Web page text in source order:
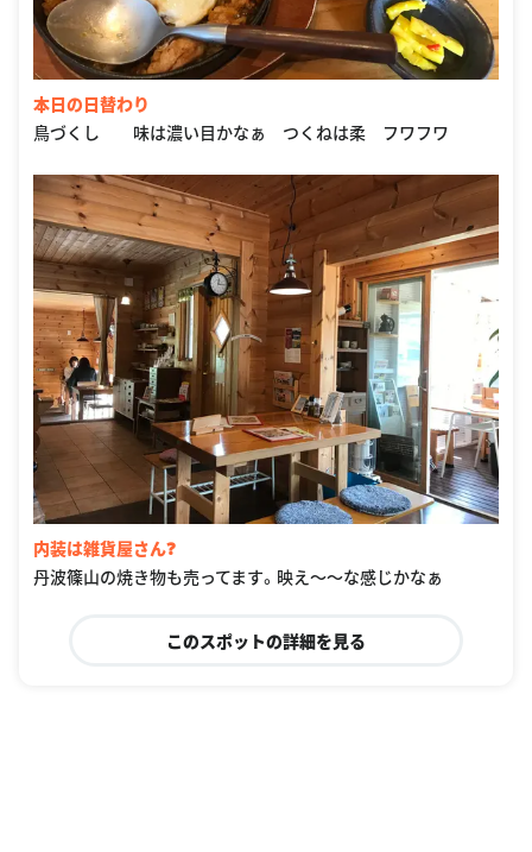
本日の日替わり
鳥づくし 味は濃い目かなぁ つくねは柔 フワフワ
内装は雑貨屋さん❓
丹波篠山の焼き物も売ってます。映え〜〜な感じかなぁ
このスポットの詳細を見る